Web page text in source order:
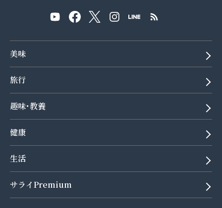
美味
旅行
趣味･教養
健康
生活
サライPremium